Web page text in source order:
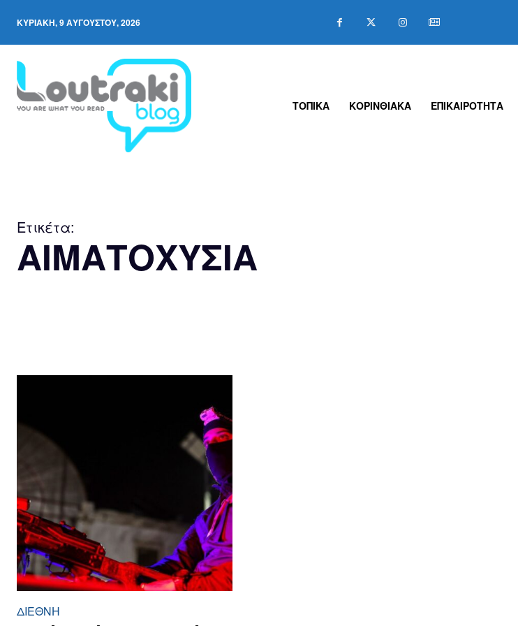
ΚΥΡΙΑΚΉ, 9 ΑΥΓΟΎΣΤΟΥ, 2026
ΤΟΠΙΚΑ ΚΟΡΙΝΘΙΑΚΑ ΕΠΙΚΑΙΡΟΤΗΤΑ
Ετικέτα:
ΑΙΜΑΤΟΧΥΣΙΑ
ΔΙΕΘΝΉ